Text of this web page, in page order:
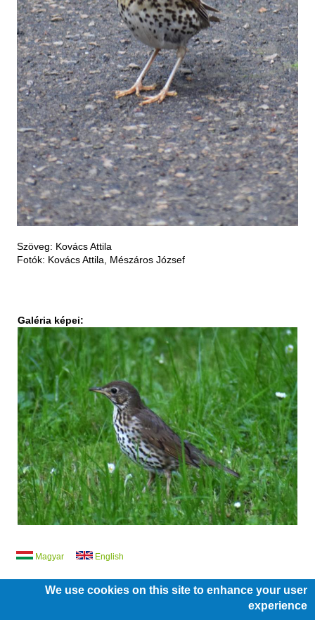
Szöveg: Kovács Attila
Fotók: Kovács Attila, Mészáros József
Galéria képei:
Magyar English
We use cookies on this site to enhance your user
experience